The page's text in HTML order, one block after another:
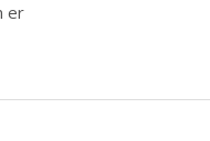
er